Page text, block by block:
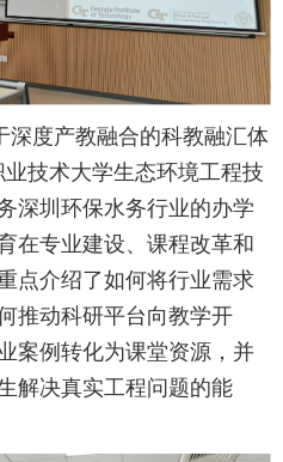
深度产教融合的科教融汇体
技术大学生态环境工程技
深圳环保水务行业的办学
在专业建设、课程改革和
点介绍了如何将行业需求
推动科研平台向教学开
案例转化为课堂资源，并
解决真实工程问题的能